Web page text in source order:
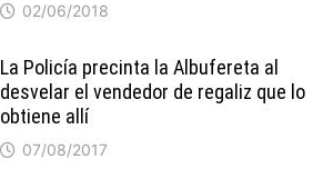
02/06/2018
La Policía precinta la Albufereta al
desvelar el vendedor de regaliz que lo
obtiene allí
07/08/2017